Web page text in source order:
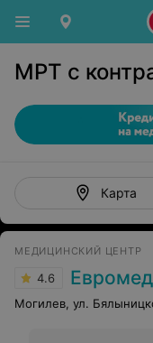
МРТ с
Карта
МЕДИЦИНСКИЙ ЦЕНТР
4.6
Могилев, ул.